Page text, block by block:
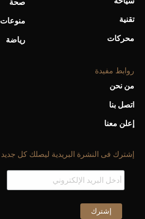
تقنية
محركات
صحة
منوعات
رياضة
روابط مفيدة
من نحن
اتصل بنا
إعلن معنا
إشترك فى النشرة البريدية ليصلك كل جديد